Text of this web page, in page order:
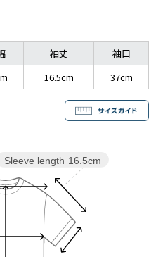
袖丈
袖口
16.5cm 37cm
Sleeve length 16.5cm